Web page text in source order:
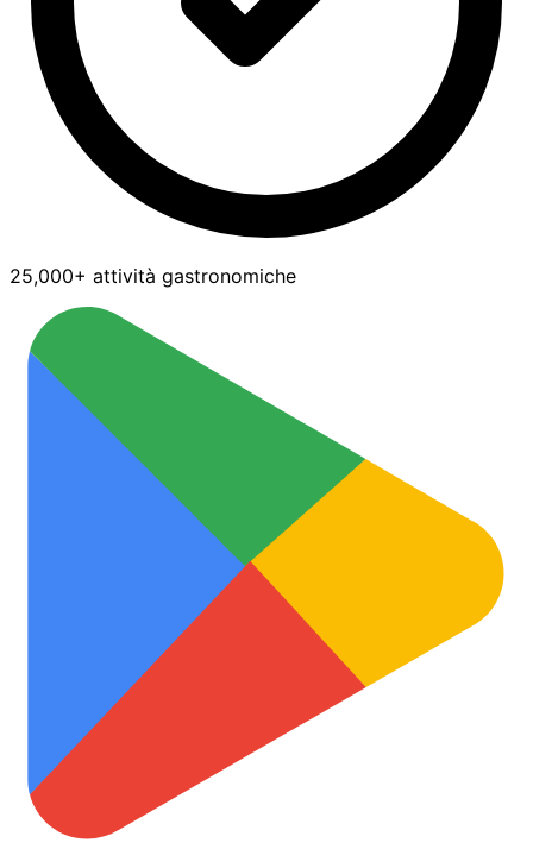
25,000+ attività gastronomiche